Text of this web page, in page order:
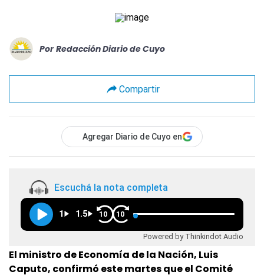
Por Redacción Diario de Cuyo
Compartir
Agregar Diario de Cuyo en
Escuchá la nota completa
1 1.5 10 10
Powered by Thinkindot Audio
El ministro de Economía de la Nación, Luis
Caputo, confirmó este martes que el Comité